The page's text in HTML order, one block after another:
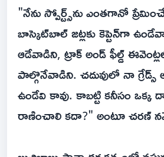
"నేను స్పోర్ట్స్‌ను ఎంతగానో
బాస్కెట్‌బాల్ జట్లకు కెప్టెన్‌గా
ఆడేవాడిని, ట్రాక్ అండ్ ఫీల్డ్
పాల్గొనేవాడిని. చదువులో నా
ఉండేవి కావు. కాబట్టి కనీసం ఒక్క
రాణించాలి కదా?" అంటూ చరణ్